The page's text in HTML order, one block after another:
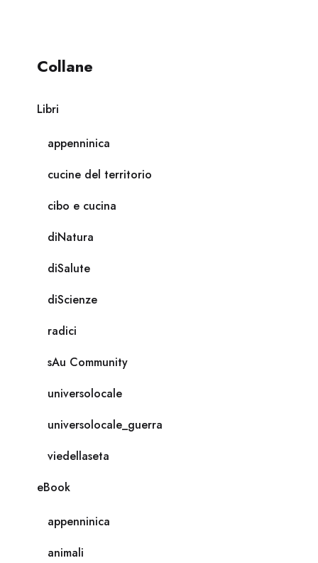
Collane
Libri
appenninica
cucine del territorio
cibo e cucina
diNatura
diSalute
diScienze
radici
sAu Community
universolocale
universolocale_guerra
viedellaseta
eBook
appenninica
animali